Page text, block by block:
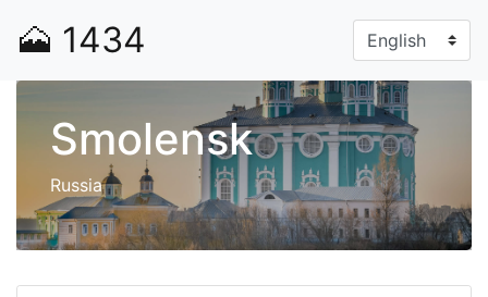
🗻 1434
Smolensk
Russia